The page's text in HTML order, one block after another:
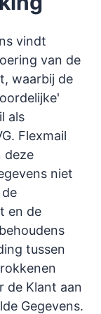
vindt
van de
waarbij de
als
Flexmail
deze
niet
en de
tussen
de Klant aan
Gegevens.